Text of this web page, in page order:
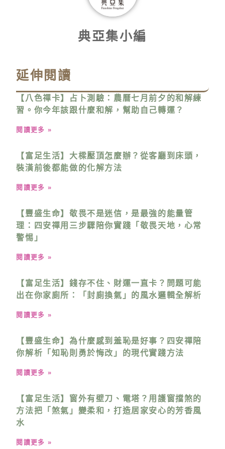
典亞集小編
延伸閱讀
【八色禪卡】占卜測驗：農曆七月前夕的和解練
習。你今年該跟什麼和解，幫助自己轉運？
閱讀更多 »
【富足生活】大樑壓頂怎麼辦？從客廳到床頭，
裝潢前後都能做的化解方法
閱讀更多 »
【豐盛生命】敬畏不是迷信，是最強的能量管
理：四安禪用三步驟陪你實踐「敬畏天地，心常
警惕」
閱讀更多 »
【富足生活】錢存不住、財運一直卡？問題可能
出在你家廁所：「封廁換氣」的風水邏輯全解析
閱讀更多 »
【豐盛生命】為什麼感到羞恥是好事？四安禪陪
你解析「知恥則勇於悔改」的現代實踐方法
閱讀更多 »
【富足生活】窗外有壁刀、電塔？用護窗擋煞的
方法把「煞氣」變柔和，打造居家安心的芳香風
水
閱讀更多 »